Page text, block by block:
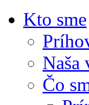
Kto sme
Naša
Čo